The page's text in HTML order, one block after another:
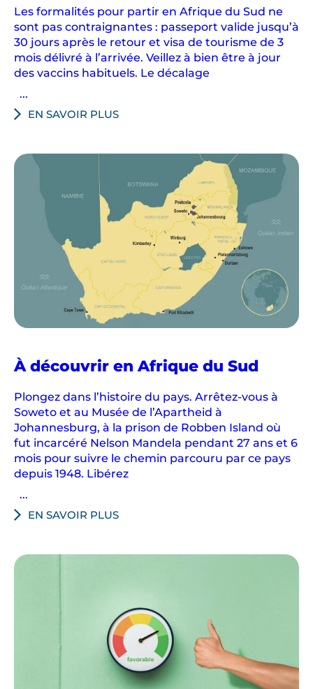
du
Sud
Les formalités pour partir en Afrique du Sud ne
sont pas contraignantes : passeport valide jusqu’à
30 jours après le retour et visa de tourisme de 3
mois délivré à l’arrivée. Veillez à bien être à jour
des vaccins habituels. Le décalage
...
EN SAVOIR PLUS
À découvrir en Afrique du Sud
Plongez dans l’histoire du pays. Arrêtez-vous à
Soweto et au Musée de l’Apartheid à
Johannesburg, à la prison de Robben Island où
fut incarcéré Nelson Mandela pendant 27 ans et 6
mois pour suivre le chemin parcouru par ce pays
depuis 1948. Libérez
...
EN SAVOIR PLUS